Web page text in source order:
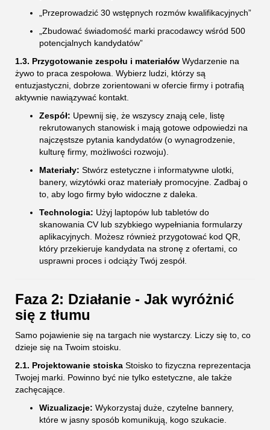
„Przeprowadzić 30 wstępnych rozmów kwalifikacyjnych”
„Zbudować świadomość marki pracodawcy wśród 500
potencjalnych kandydatów”
1.3. Przygotowanie zespołu i materiałów Wydarzenie na
żywo to praca zespołowa. Wybierz ludzi, którzy są
entuzjastyczni, dobrze zorientowani w ofercie firmy i potrafią
aktywnie nawiązywać kontakt.
Zespół: Upewnij się, że wszyscy znają cele, listę
rekrutowanych stanowisk i mają gotowe odpowiedzi na
najczęstsze pytania kandydatów (o wynagrodzenie,
kulturę firmy, możliwości rozwoju).
Materiały: Stwórz estetyczne i informatywne ulotki,
banery, wizytówki oraz materiały promocyjne. Zadbaj o
to, aby logo firmy było widoczne z daleka.
Technologia: Użyj laptopów lub tabletów do
skanowania CV lub szybkiego wypełniania formularzy
aplikacyjnych. Możesz również przygotować kod QR,
który przekieruje kandydata na stronę z ofertami, co
usprawni proces i odciąży Twój zespół.
Faza 2: Działanie - Jak wyróżnić
się z tłumu
Samo pojawienie się na targach nie wystarczy. Liczy się to, co
dzieje się na Twoim stoisku.
2.1. Projektowanie stoiska Stoisko to fizyczna reprezentacja
Twojej marki. Powinno być nie tylko estetyczne, ale także
zachęcające.
Wizualizacje: Wykorzystaj duże, czytelne bannery,
które w jasny sposób komunikują, kogo szukacie.